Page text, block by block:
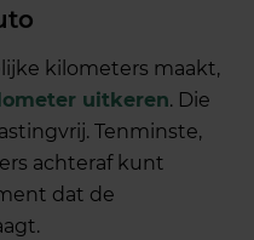
kilometers maakt,
uitkeren. Die
Tenminste,
achteraf kunt
dat de